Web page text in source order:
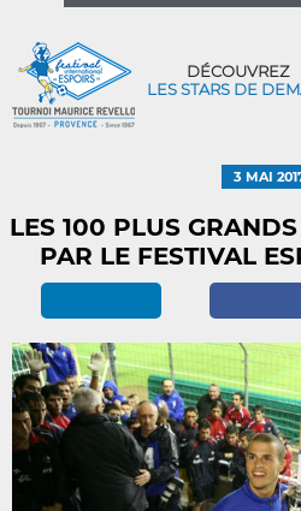
DÉCOUVREZ
LES STARS DE
3 MAI
LES 100 PLUS
PAR LE FESTIVAL